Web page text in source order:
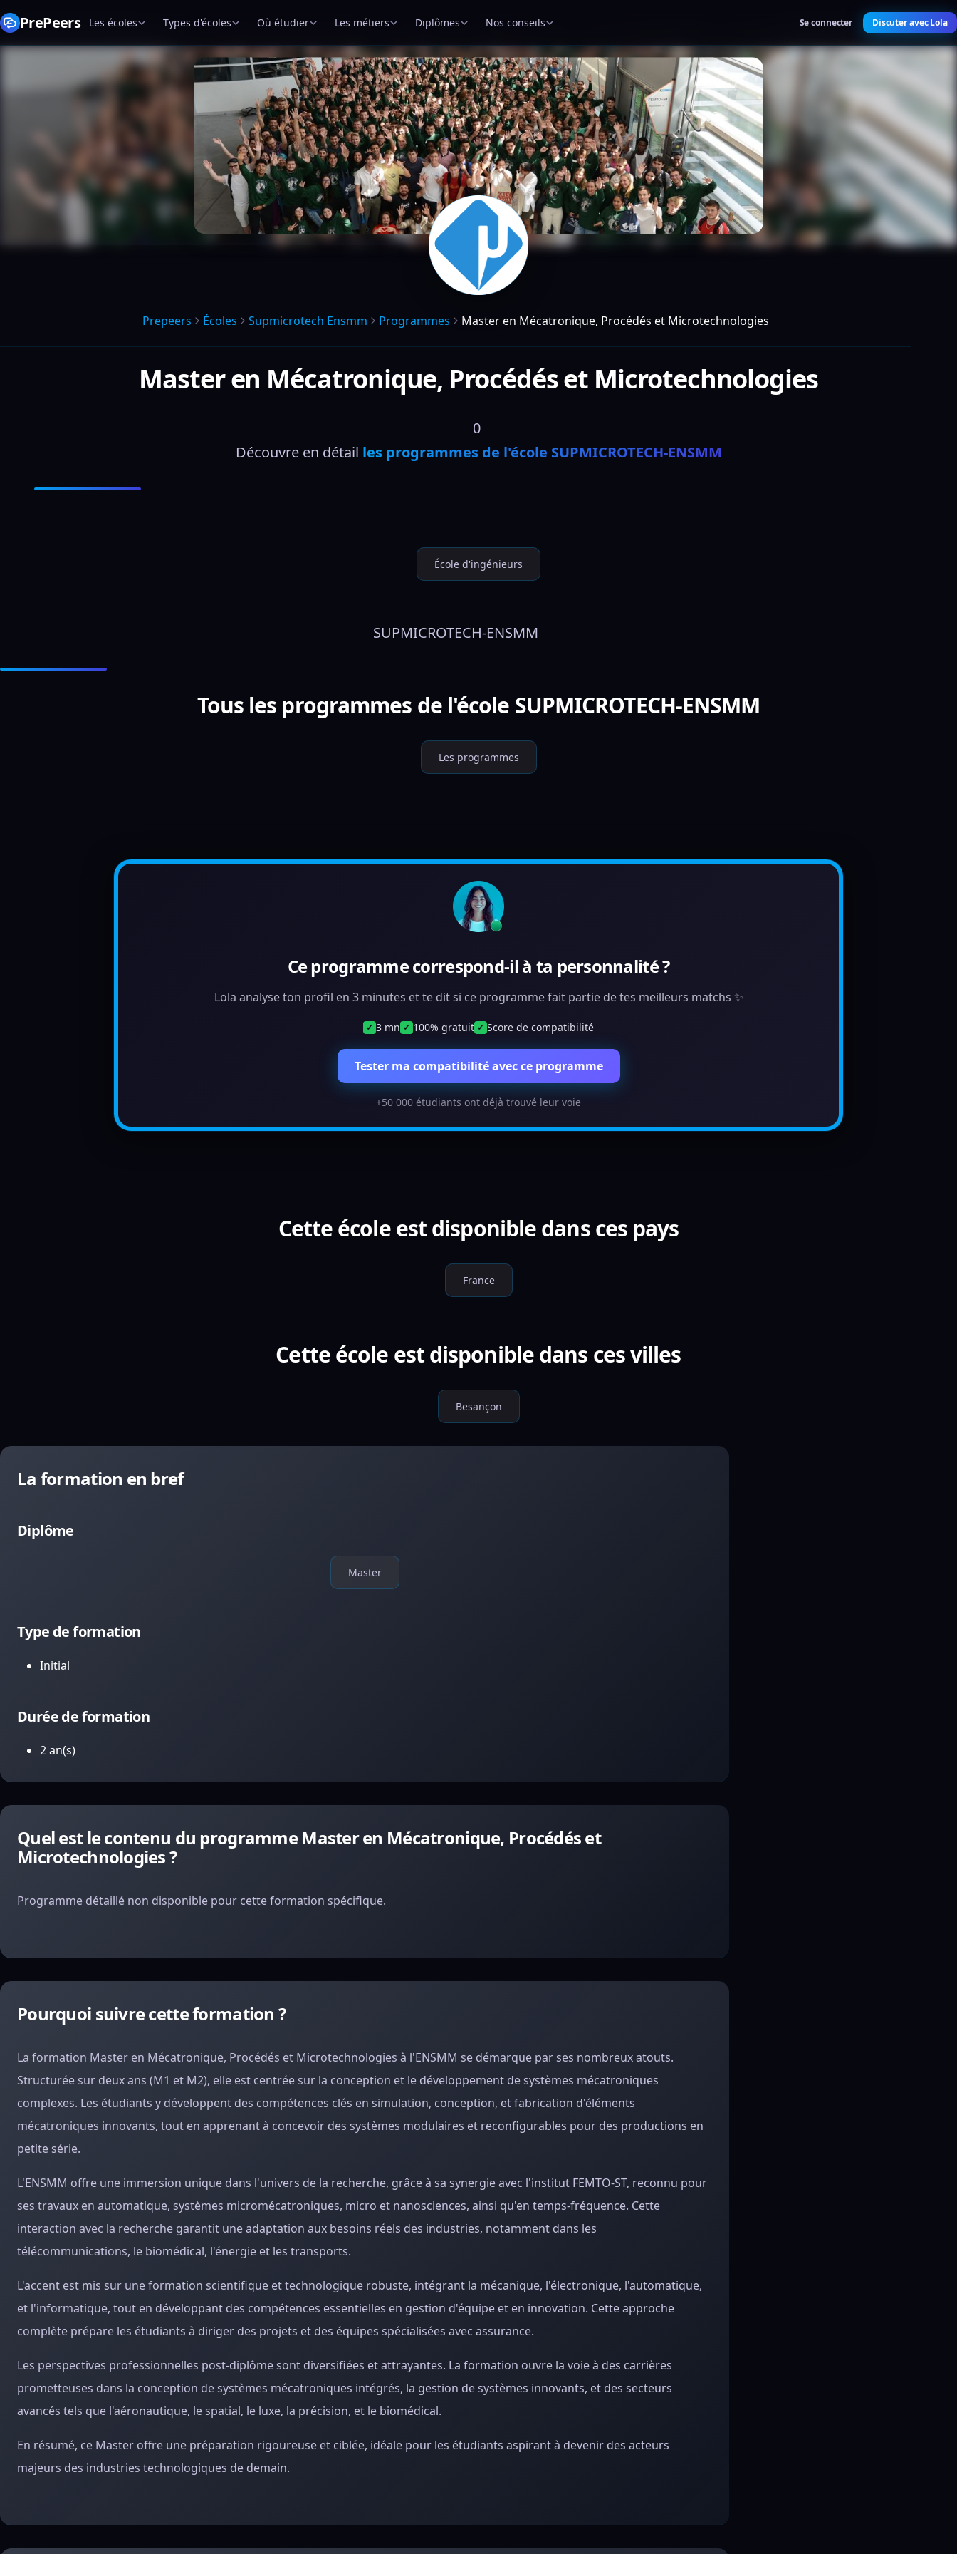
PrePeers Les écoles Types d'écoles Où étudier Les métiers Diplômes Nos conseils Se connecter Discuter avec Lola
Prepeers Écoles Supmicrotech Ensmm Programmes Master en Mécatronique, Procédés et Microtechnologies
Master en Mécatronique, Procédés et Microtechnologies
0
Découvre en détail les programmes de l'école SUPMICROTECH-ENSMM
École d'ingénieurs
SUPMICROTECH-ENSMM
Tous les programmes de l'école SUPMICROTECH-ENSMM
Les programmes
Ce programme correspond-il à ta personnalité ?
Lola analyse ton profil en 3 minutes et te dit si ce programme fait partie de tes meilleurs matchs ✨
✓ 3 mn ✓ 100% gratuit ✓ Score de compatibilité
Tester ma compatibilité avec ce programme
+50 000 étudiants ont déjà trouvé leur voie
Cette école est disponible dans ces pays
France
Cette école est disponible dans ces villes
Besançon
La formation en bref
Diplôme
Master
Type de formation
Initial
Durée de formation
2 an(s)
Quel est le contenu du programme Master en Mécatronique, Procédés et
Microtechnologies ?
Programme détaillé non disponible pour cette formation spécifique.
Pourquoi suivre cette formation ?
La formation Master en Mécatronique, Procédés et Microtechnologies à l'ENSMM se démarque par ses nombreux atouts.
Structurée sur deux ans (M1 et M2), elle est centrée sur la conception et le développement de systèmes mécatroniques
complexes. Les étudiants y développent des compétences clés en simulation, conception, et fabrication d'éléments
mécatroniques innovants, tout en apprenant à concevoir des systèmes modulaires et reconfigurables pour des productions en
petite série.
L'ENSMM offre une immersion unique dans l'univers de la recherche, grâce à sa synergie avec l'institut FEMTO-ST, reconnu pour
ses travaux en automatique, systèmes micromécatroniques, micro et nanosciences, ainsi qu'en temps-fréquence. Cette
interaction avec la recherche garantit une adaptation aux besoins réels des industries, notamment dans les
télécommunications, le biomédical, l'énergie et les transports.
L'accent est mis sur une formation scientifique et technologique robuste, intégrant la mécanique, l'électronique, l'automatique,
et l'informatique, tout en développant des compétences essentielles en gestion d'équipe et en innovation. Cette approche
complète prépare les étudiants à diriger des projets et des équipes spécialisées avec assurance.
Les perspectives professionnelles post-diplôme sont diversifiées et attrayantes. La formation ouvre la voie à des carrières
prometteuses dans la conception de systèmes mécatroniques intégrés, la gestion de systèmes innovants, et des secteurs
avancés tels que l'aéronautique, le spatial, le luxe, la précision, et le biomédical.
En résumé, ce Master offre une préparation rigoureuse et ciblée, idéale pour les étudiants aspirant à devenir des acteurs
majeurs des industries technologiques de demain.